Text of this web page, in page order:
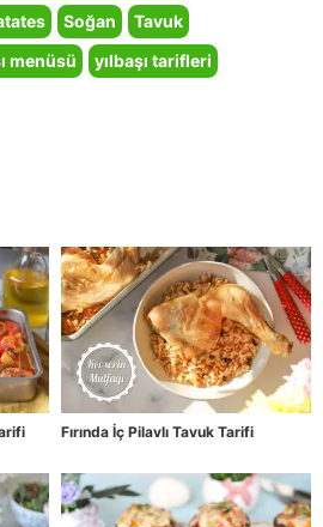
Soğan
Tavuk
menüsü
yılbaşı tarifleri
Fırında İç Pilavlı Tavuk Tarifi